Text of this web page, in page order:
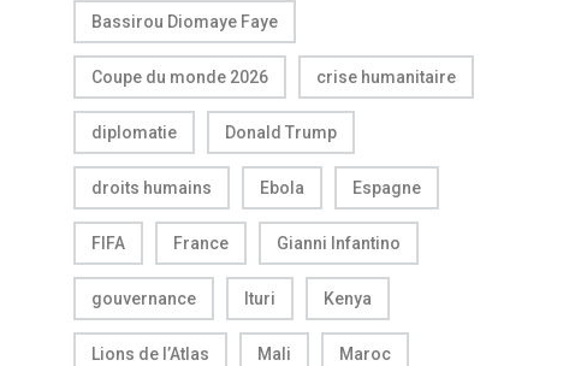
Bassirou Diomaye Faye
Coupe du monde 2026 crise humanitaire
diplomatie Donald Trump
droits humains Ebola Espagne
FIFA France Gianni Infantino
gouvernance Ituri Kenya
Lions de l’Atlas Mali Maroc